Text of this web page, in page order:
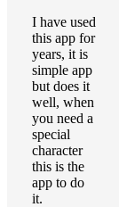
I have used
this app for
years, it is
simple app
but does it
well, when
you need a
special
character
this is the
app to do
it.